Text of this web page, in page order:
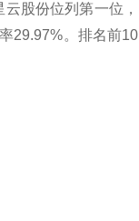
股份位列第一位，
29.97%。排名前10